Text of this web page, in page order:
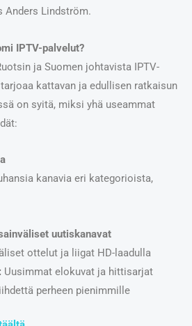
Anders Lindström.
IPTV-palvelut?
ja Suomen johtavista IPTV-
kattavan ja edullisen ratkaisun
on syitä, miksi yhä useammat
kanavia eri kategorioista,
uutiskanavat
ottelut ja liigat HD-laadulla
Uusimmat elokuvat ja hittisarjat
perheen pienimmille